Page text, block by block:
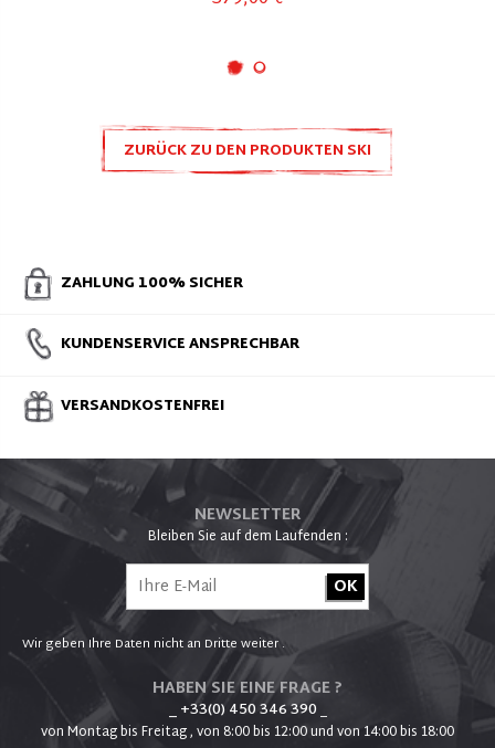
ZURÜCK ZU DEN PRODUKTEN SKI
ZAHLUNG 100% SICHER
KUNDENSERVICE ANSPRECHBAR
VERSANDKOSTENFREI
NEWSLETTER
Bleiben Sie auf dem Laufenden :
Wir geben Ihre Daten nicht an Dritte weiter .
HABEN SIE EINE FRAGE ?
_ +33(0) 450 346 390_
von Montag bis Freitag , von 8:00 bis 12:00 und von 14:00 bis 18:00